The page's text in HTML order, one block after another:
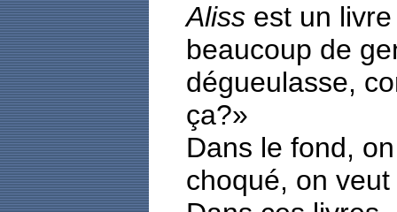
Aliss est un
beaucoup de
dégueulasse,
ça?»
Dans le fond,
choqué, on